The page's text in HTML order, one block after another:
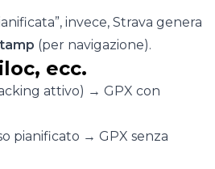
invece, Strava genera
(per navigazione).
ecc.
attivo) → GPX con
pianificato → GPX senza